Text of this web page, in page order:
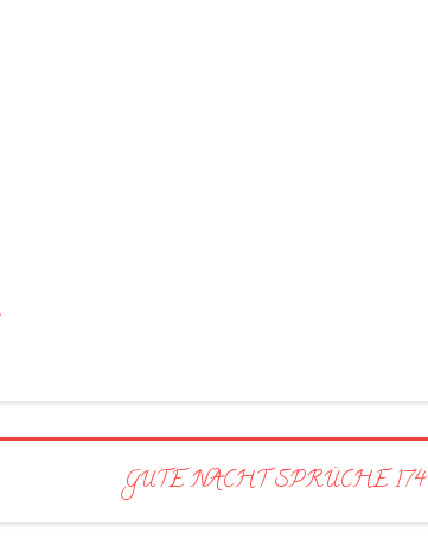
GUTE NACHT SPRÜCHE 174